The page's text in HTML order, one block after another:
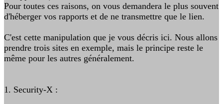
Pour toutes ces raisons, on vous demandera le plus souvent
d'héberger vos rapports et de ne transmettre que le lien.
C'est cette manipulation que je vous décris ici. Nous allons
prendre trois sites en exemple, mais le principe reste le
même pour les autres généralement.
1. Security-X :